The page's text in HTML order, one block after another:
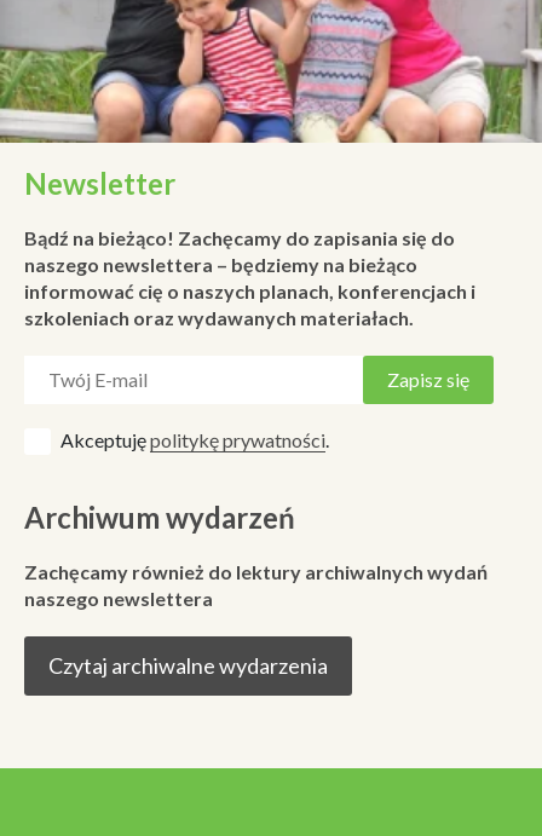
Newsletter
Bądź na bieżąco! Zachęcamy do zapisania się do
naszego newslettera – będziemy na bieżąco
informować cię o naszych planach, konferencjach i
szkoleniach oraz wydawanych materiałach.
Akceptujępolitykę prywatności.
Archiwum wydarzeń
Zachęcamy również do lektury archiwalnych wydań
naszego newslettera
Czytaj archiwalne wydarzenia